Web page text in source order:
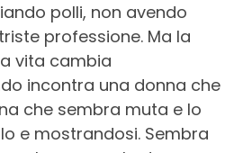
polli, non avendo
professione. Ma la
vita cambia
incontra una donna che
che sembra muta e lo
e mostrandosi. Sembra